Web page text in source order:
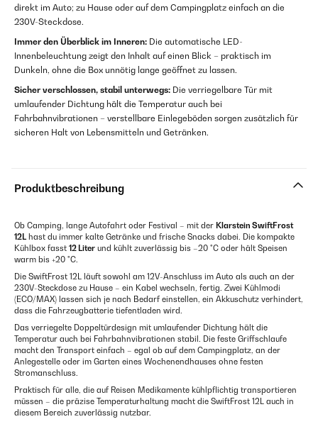
direkt im Auto; zu Hause oder auf dem Campingplatz einfach an die
230V-Steckdose.
Immer den Überblick im Inneren: Die automatische LED-
Innenbeleuchtung zeigt den Inhalt auf einen Blick – praktisch im
Dunkeln, ohne die Box unnötig lange geöffnet zu lassen.
Sicher verschlossen, stabil unterwegs: Die verriegelbare Tür mit
umlaufender Dichtung hält die Temperatur auch bei
Fahrbahnvibrationen – verstellbare Einlegeböden sorgen zusätzlich für
sicheren Halt von Lebensmitteln und Getränken.
Produktbeschreibung
Ob Camping, lange Autofahrt oder Festival – mit der Klarstein SwiftFrost
12L hast du immer kalte Getränke und frische Snacks dabei. Die kompakte
Kühlbox fasst 12 Liter und kühlt zuverlässig bis –20 °C oder hält Speisen
warm bis +20 °C.
Die SwiftFrost 12L läuft sowohl am 12V-Anschluss im Auto als auch an der
230V-Steckdose zu Hause – ein Kabel wechseln, fertig. Zwei Kühlmodi
(ECO/MAX) lassen sich je nach Bedarf einstellen, ein Akkuschutz verhindert,
dass die Fahrzeugbatterie tiefentladen wird.
Das verriegelte Doppeltürdesign mit umlaufender Dichtung hält die
Temperatur auch bei Fahrbahnvibrationen stabil. Die feste Griffschlaufe
macht den Transport einfach – egal ob auf dem Campingplatz, an der
Anlegestelle oder im Garten eines Wochenendhauses ohne festen
Stromanschluss.
Praktisch für alle, die auf Reisen Medikamente kühlpflichtig transportieren
müssen – die präzise Temperaturhaltung macht die SwiftFrost 12L auch in
diesem Bereich zuverlässig nutzbar.